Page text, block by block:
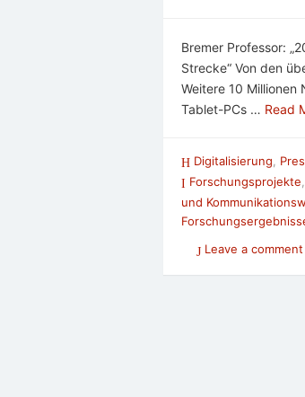
Bremer Professor:
Strecke“ Von den
Weitere 10
Tablet-PCs … Read
Digitalisierung
Forschungsprojekte
und
Leave a comment